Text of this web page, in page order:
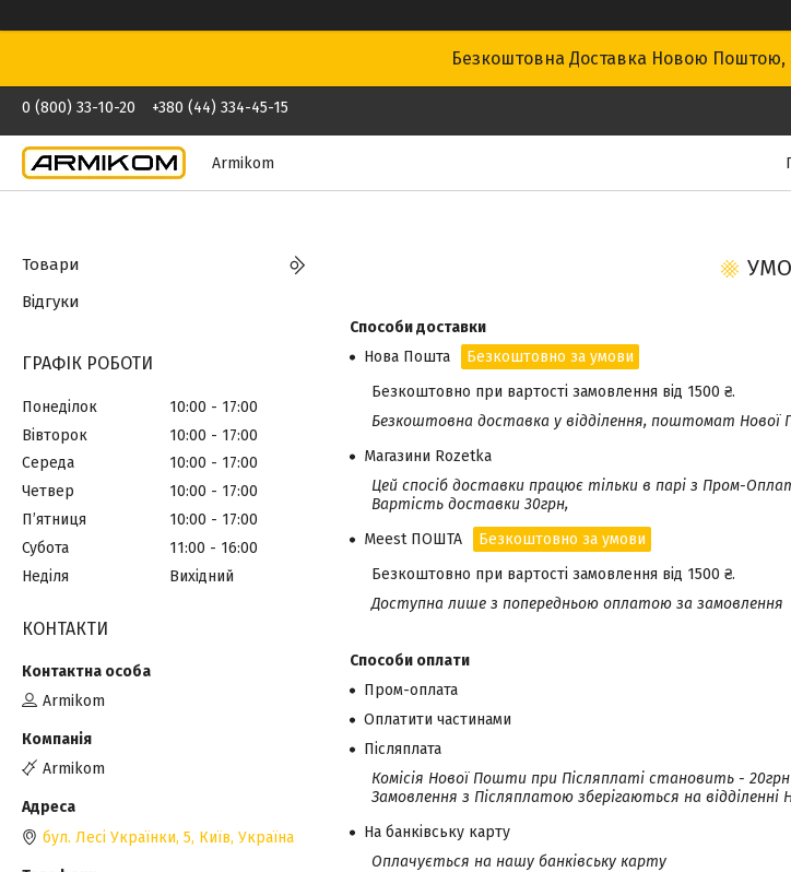
Безкоштовна Доставка Новою Поштою,
0 (800) 33-10-20 +380 (44) 334-45-15
Armikom
Способи доставки
Нова Пошта
Безкоштовно за умови
Безкоштовно при вартості замовлення від 1500 ₴.
Безкоштовна доставка у відділення, поштомат Нової
Магазини Rozetka
Цей спосіб доставки працює тільки в парі з Пром-
Вартість доставки 30грн,
Meest ПОШТА
Безкоштовно за умови
Безкоштовно при вартості замовлення від 1500 ₴.
Доступна лише з попередньою оплатою за замовлення
Способи оплати
Пром-оплата
Оплатити частинами
Післяплата
Комісія Нової Пошти при Післяплаті становить - 20грн
Замовлення з Післяплатою зберігаються на
На банківську карту
Оплачується на нашу банківську карту
Товари
Відгуки
ГРАФІК РОБОТИ
Понеділок 10:00
17:00
Вівторок
10:00
17:00
Середа
10:00
17:00
Четвер
10:00
17:00
Пʼятниця
10:00
17:00
Субота
11:00
16:00
Неділя
Вихідний
КОНТАКТИ
Armikom
Armikom
бул. Лесі Українки, 5, Київ, Україна